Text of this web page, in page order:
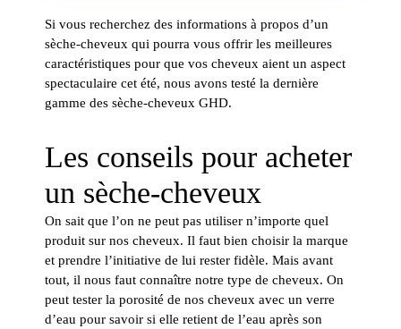
Si vous recherchez des informations à propos d’un
sèche-cheveux qui pourra vous offrir les meilleures
caractéristiques pour que vos cheveux aient un aspect
spectaculaire cet été, nous avons testé la dernière
gamme des sèche-cheveux GHD.
Les conseils pour acheter
un sèche-cheveux
On sait que l’on ne peut pas utiliser n’importe quel
produit sur nos cheveux. Il faut bien choisir la marque
et prendre l’initiative de lui rester fidèle. Mais avant
tout, il nous faut connaître notre type de cheveux. On
peut tester la porosité de nos cheveux avec un verre
d’eau pour savoir si elle retient de l’eau après son